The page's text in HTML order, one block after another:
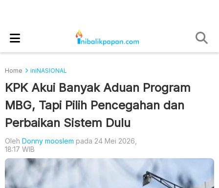
Home iniNASIONAL
KPK Akui Banyak Aduan Program
MBG, Tapi Pilih Pencegahan dan
Perbaikan Sistem Dulu
Oleh Donny mooslem pada 24 Mei 2026,
18:17 WIB